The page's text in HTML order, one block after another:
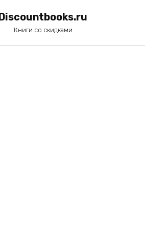
Discountbooks.ru
Книги со скидками